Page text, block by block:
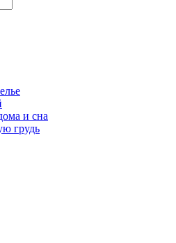
и сна
грудь